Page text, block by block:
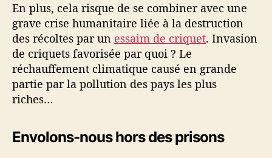
En plus, cela risque de se combiner avec une
grave crise humanitaire liée à la destruction
des récoltes par un essaim de criquet. Invasion
de criquets favorisée par quoi ? Le
réchauffement climatique causé en grande
partie par la pollution des pays les plus
riches…
Envolons-nous hors des prisons